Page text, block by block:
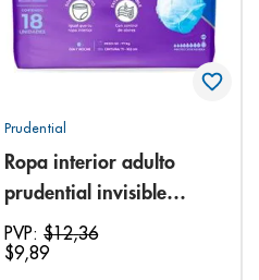
Prudential
Ropa interior adulto
prudential invisible
small/medium 18
unidades
PVP:$12,36
$9,89